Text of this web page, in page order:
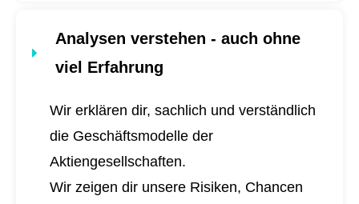
Analysen verstehen - auch ohne
viel Erfahrung
Wir erklären dir, sachlich und verständlich
die Geschäftsmodelle der
Aktiengesellschaften.
Wir zeigen dir unsere Risiken, Chancen